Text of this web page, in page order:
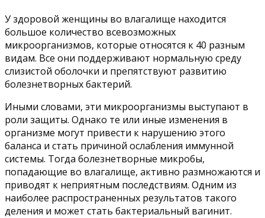
У здоровой женщины во влагалище находится
большое количество всевозможных
микроорганизмов, которые относятся к 40 разным
видам. Все они поддерживают нормальную среду
слизистой оболочки и препятствуют развитию
болезнетворных бактерий.
Иными словами, эти микроорганизмы выступают в
роли защиты. Однако те или иные изменения в
организме могут привести к нарушению этого
баланса и стать причиной ослабления иммунной
системы. Тогда болезнетворные микробы,
попадающие во влагалище, активно размножаются и
приводят к неприятным последствиям. Одним из
наиболее распространенных результатов такого
деления и может стать бактериальный вагинит.